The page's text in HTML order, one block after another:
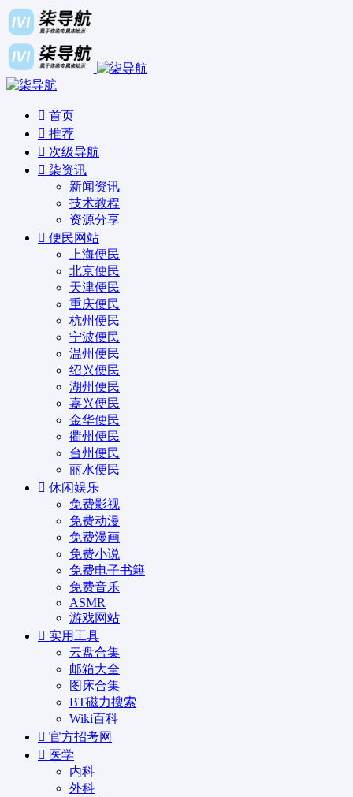
首页
推荐
次级导航
柒资讯
新闻资讯
技术教程
资源分享
便民网站
上海便民
北京便民
天津便民
重庆便民
杭州便民
宁波便民
温州便民
绍兴便民
湖州便民
嘉兴便民
金华便民
衢州便民
台州便民
丽水便民
休闲娱乐
免费影视
免费动漫
免费漫画
免费小说
免费电子书籍
免费音乐
ASMR
游戏网站
实用工具
云盘合集
邮箱大全
图床合集
BT磁力搜索
Wiki百科
官方招考网
医学
内科
外科